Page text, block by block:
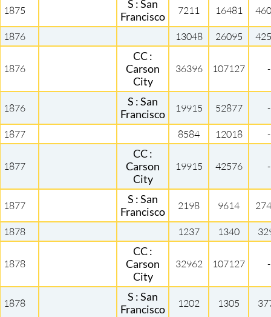
1875
S : San
Francisco
7211 16481
1876 13048 26095
1876
CC :
Carson
City
36396 107127 -
1876
S : San
Francisco
19915 52877 -
1877 8584 12018 -
1877
CC :
Carson
City
19915 42576 -
1877
S : San
Francisco
2198 9614
1878 1237 1340
1878
CC :
Carson
City
32962 107127 -
1878
S : San
Francisco
1202 1305